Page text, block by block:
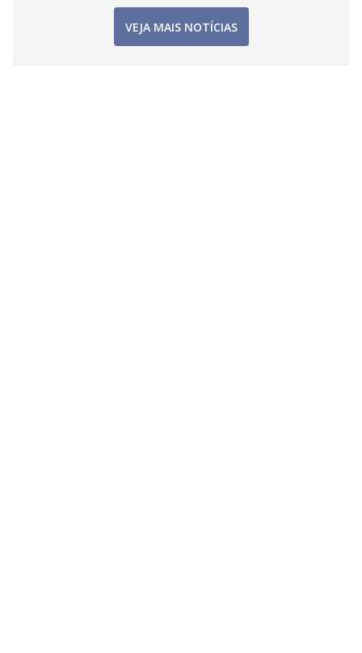
VEJA MAIS NOTÍCIAS